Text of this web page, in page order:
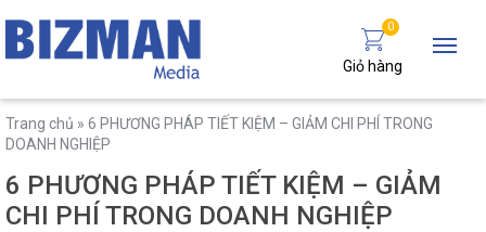
0
Giỏ hàng
Trang chủ » 6 PHƯƠNG PHÁP TIẾT KIỆM – GIẢM CHI PHÍ TRONG
DOANH NGHIỆP
6 PHƯƠNG PHÁP TIẾT KIỆM – GIẢM
CHI PHÍ TRONG DOANH NGHIỆP